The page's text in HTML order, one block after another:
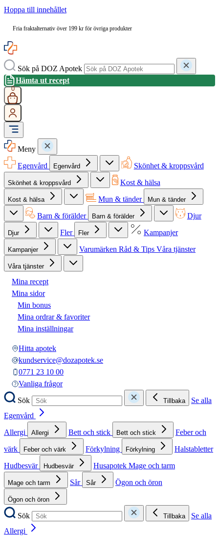
Hoppa till innehållet
Fria fraktalternativ över 199 kr för övriga produkter
Sök på DOZ Apotek
Hämta ut recept
0
Meny
Egenvård
Egenvård Skönhet & kroppsvård
Skönhet & kroppsvård Kost & hälsa
Kost & hälsa Mun & tänder Mun & tänder
Barn & förälder Barn & förälder Djur
Djur Fler Fler Kampanjer
Kampanjer Varumärken Råd & Tips Våra tjänster
Våra tjänster
Mina recept
Mina sidor
Min bonus
Mina ordrar & favoriter
Mina inställningar
Hitta apotek
kundservice@dozapotek.se
0771 23 10 00
Vanliga frågor
Sök
Tillbaka
Se alla
Egenvård
Allergi
Allergi Bett och stick Bett och stick
Feber och
värk
Feber och värk Förkylning Förkylning
Halstabletter
Hudbesvär
Hudbesvär Husapotek Mage och tarm
Mage och tarm Sår Sår Ögon och öron
Ögon och öron
Sök Tillbaka
Se alla
Allergi